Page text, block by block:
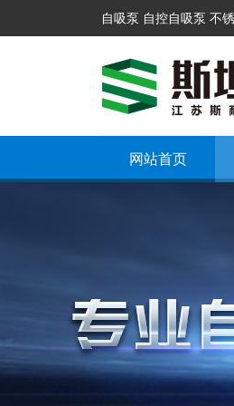
自吸泵 自控自吸泵 不
网站首页